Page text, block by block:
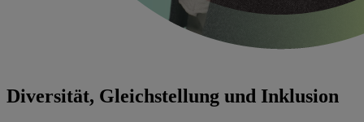
Diversität, Gleichstellung und Inklusion